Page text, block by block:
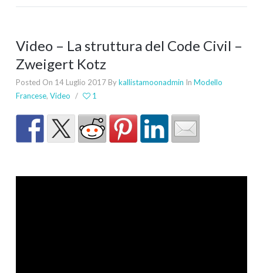
Video – La struttura del Code Civil –
Zweigert Kotz
Posted On 14 Luglio 2017 Bykallistamoonadmin In Modello
Francese, Video / 1